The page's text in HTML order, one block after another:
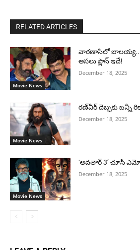
RELATED ARTICLES
Movie News
వారణాసిలో బాలయ్య..
అసలు ప్లాన్ ఇదే!
December 18, 2025
Movie News
రణ్‌వీర్ దెబ్బకు బన్నీ
December 18, 2025
Movie News
‘అవతార్ 3’ చూసి
December 18, 2025